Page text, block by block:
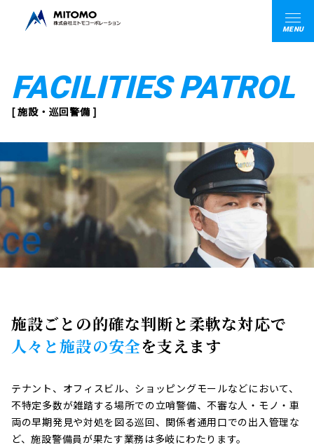
MENU
FACILITIES PATROL
[ 施設・巡回警備 ]
施設ごとの的確な判断と柔軟な対応で
人々と施設の安全を支えます
テナント、オフィスビル、ショッピングモールなどにおいて、
不特定多数が雑踏する場所での立哨警備、不審な人・モノ・車
両の早期発見や対処を図る巡回、関係者通用口での出入管理な
ど、施設警備員が果たす業務は多岐にわたります。